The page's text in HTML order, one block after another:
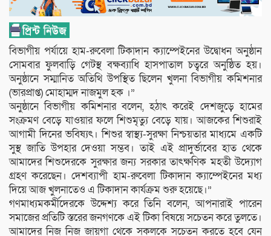
বিভাগীয় পর্যায়ে হাম-রুবেলা টিকাদান ক্যাম্পেইনের উদ্বোধন অনুষ্ঠান
সোমবার ফুলবাড়ি গেটস্থ বক্ষব্যাধি হাসপাতাল চত্বরে অনুষ্ঠিত হয়।
অনুষ্ঠানে সম্মানিত অতিথি উপস্থিত ছিলেন খুলনা বিভাগীয় কমিশনার
(ভারপ্রাপ্ত) মোহাম্মদ নাজমুল হক ।”
অনুষ্ঠানে বিভাগীয় কমিশনার বলেন, হঠাৎ করেই দেশজুড়ে হামের
সংক্রমণ বেড়ে যাওয়ার ফলে শিশুমৃত্যু বেড়ে যায়। আজকের শিশুরাই
আগামী দিনের ভবিষ্যৎ। শিশুর স্বাস্থ্য-সুরক্ষা নিশ্চয়তার মাধ্যমে একটি
সুস্থ জাতি উপহার দেওয়া সম্ভব। তাই এই প্রাদুর্ভাবের হাত থেকে
আমাদের শিশুদেরকে সুরক্ষার জন্য সরকার তাৎক্ষণিক মহতী উদ্যোগ
গ্রহণ করেছেন। দেশব্যাপী হাম-রুবেলা টিকাদান ক্যাম্পেইনের মধ্য
দিয়ে আজ খুলনাতেও এ টিকাদান কার্যক্রম শুরু হয়েছে।”
গণমাধ্যমকর্মীদেরকে উদ্দেশ্য করে তিনি বলেন, আপনারাই পারেন
সমাজের প্রতিটি স্তরের জনগণকে এই টিকা বিষয়ে সচেতন করে তুলতে।
আমাদের নিজ নিজ জায়গা থেকে সকলকে সচেতন করতে হবে যেন